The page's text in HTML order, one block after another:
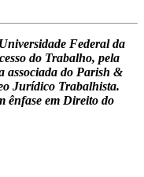
Federal da
do Trabalho, pela
associada do Parish &
Jurídico Trabalhista.
ênfase em Direito do